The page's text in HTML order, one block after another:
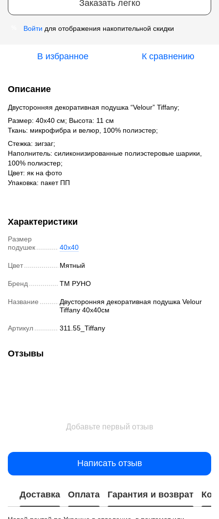
Заказать легко
Войти для отображения накопительной скидки
В избранное К сравнению
Описание
Двусторонняя декоративная подушка “Velour” Tiffany;
Размер: 40x40 см; Высота: 11 см
Ткань: микрофибра и велюр, 100% полиэстер;
Стежка: зигзаг;
Наполнитель: силиконизированные полиэстеровые шарики,
100% полиэстер;
Цвет: як на фото
Упаковка: пакет ПП
Характеристики
Размер
подушек
40х40
Цвет Мятный
Бренд ТМ РУНО
Название
Двусторонняя декоративная подушка Velour
Tiffany 40х40см
Артикул 311.55_Tiffany
Отзывы
Добавьте первый отзыв
Написать отзыв
Доставка Оплата Гарантия и возврат